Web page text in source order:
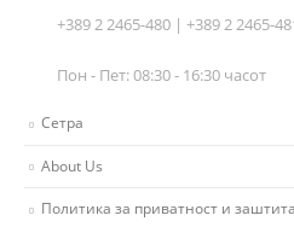
+389 2 2465-480 | +389 2 2465-
Пон - Пет: 08:30 - 16:30 часот
Сетра
About Us
Политика за приватност и